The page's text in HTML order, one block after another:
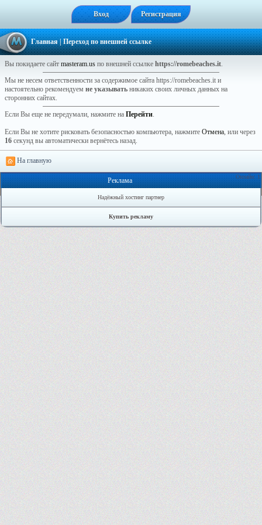
Вход Регистрация
Главная| Переход по внешней ссылке
Вы покидаете сайт masteram.us по внешней ссылке https://romebeaches.it.
Мы не несем ответственности за содержимое сайта https://romebeaches.it и
настоятельно рекомендуем не указывать никаких своих личных данных на
сторонних сайтах.
Если Вы еще не передумали, нажмите на Перейти.
Если Вы не хотите рисковать безопасностью компьютера, нажмите Отмена, или через
16 секунд вы автоматически вернётесь назад.
На главную
Онлайн: 1
Реклама
Надёжный хостинг партнер
Купить рекламу